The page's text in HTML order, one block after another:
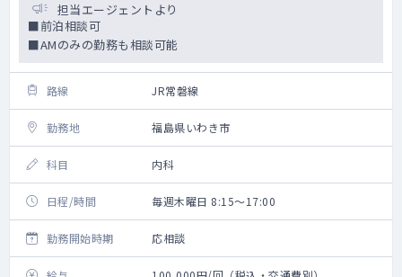
担当エージェントより
■前泊相談可
■AMのみの勤務も相談可能
路線 JR常磐線
勤務地 福島県いわき市
科目 内科
日程/時間 毎週木曜日 8:15～17:00
勤務開始時期 応相談